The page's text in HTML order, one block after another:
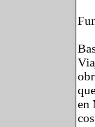
en